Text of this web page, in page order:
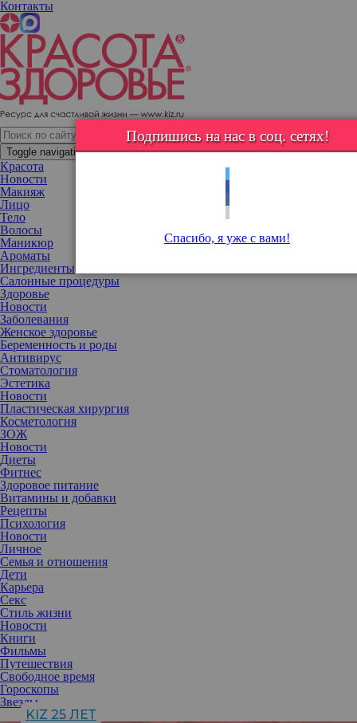
Контакты
Toggle navigation
Красота
Новости
Макияж
Лицо
Тело
Волосы
Маникюр
Ароматы
Ингредиенты
Салонные процедуры
Здоровье
Новости
Заболевания
Женское здоровье
Беременность и роды
Антивирус
Стоматология
Эстетика
Новости
Пластическая хирургия
Косметология
ЗОЖ
Новости
Диеты
Фитнес
Здоровое питание
Витамины и добавки
Рецепты
Психология
Новости
Личное
Семья и отношения
Дети
Карьера
Секс
Стиль жизни
Новости
Книги
Фильмы
Путешествия
Свободное время
Гороскопы
Звезды
KIZ 25 ЛЕТ
Подпишись на нас в соц. сетях!
Спасибо, я уже с вами!
Пора возвращаться в большой спорт: Наталья Рудова показала
свою тренировку
Актриса показала упражнения, которые помогают ей добиться
идеальной формы.
Наталья призналась, что сейчас ее фигура не так идеальна, как
год назад, когда она занималась самостоятельно во время
локдауна. Многие подписчики готовы с ней поспорить: они не
замечают лишних килограммов. Однако ее тренировки
подойдут многим, у кого нет противопоказаний к физической
нагрузке. Для занятий вам понадобятся: коврик для йоги или
каремат, две гантели по 1-2 кг, фитнес-резинка средней
жесткости.